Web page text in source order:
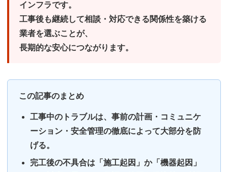
インフラです。
工事後も継続して相談・対応できる関係性を築ける
業者を選ぶことが、
長期的な安心につながります。
この記事のまとめ
工事中のトラブルは、事前の計画・コミュニケ
ーション・安全管理の徹底によって大部分を防
げる。
完工後の不具合は「施工起因」か「機器起因」